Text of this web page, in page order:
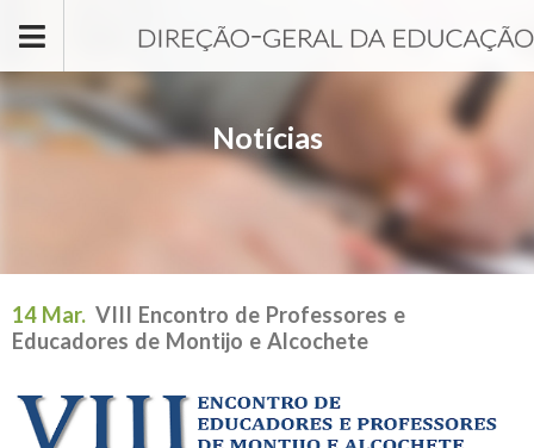
Notícias
14 Mar. VIII Encontro de Professores e
Educadores de Montijo e Alcochete